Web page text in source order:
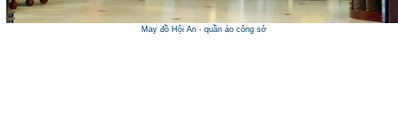
May đồ Hội An - quần áo công sở